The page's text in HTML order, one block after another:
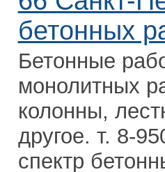
бетонных
Бетонные
монолитных
колонны,
другое. т. 8-
спектр